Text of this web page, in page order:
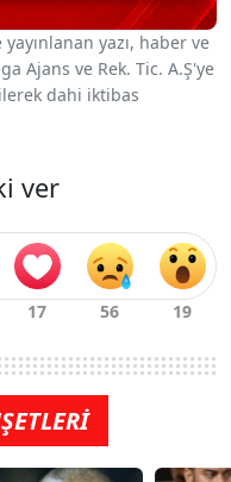
yazı, haber ve
Ajans ve Rek. Tic. A.Ş'ye
dahi iktibas
ver